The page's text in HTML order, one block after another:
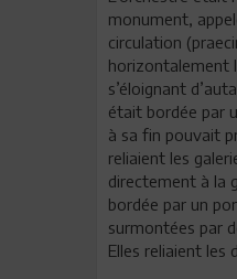
monument,
circulation
horizontalement
s’éloignant
était bordée par
à sa fin pouvait
reliaient les
directement à la
bordée par un
surmontées par
Elles reliaient les